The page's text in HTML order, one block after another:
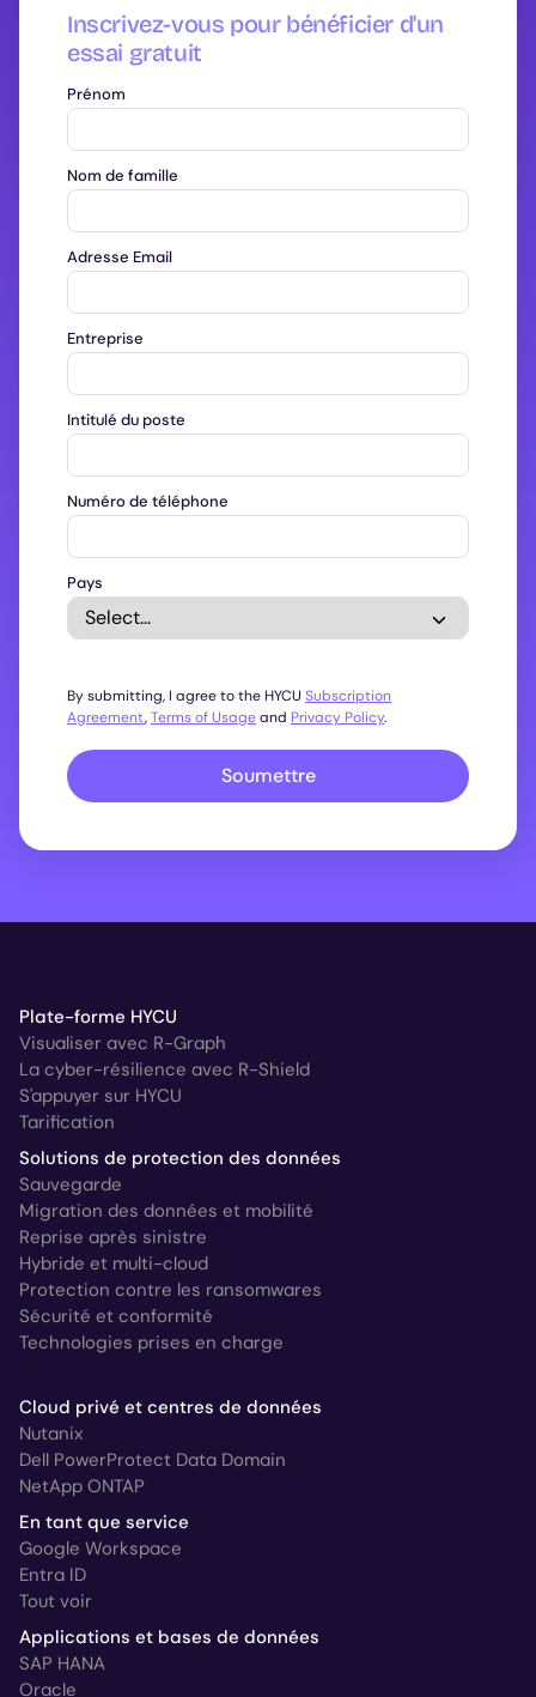
Inscrivez-vous pour bénéficier d'un
essai gratuit
Prénom
Nom de famille
Adresse Email
Entreprise
Intitulé du poste
Numéro de téléphone
Pays
By submitting, I agree to the HYCU Subscription
Agreement,Terms of Usageand Privacy Policy.
Soumettre
Plate-forme HYCU
Visualiser avec R-Graph
La cyber-résilience avec R-Shield
S'appuyer sur HYCU
Tarification
Solutions de protection des données
Sauvegarde
Migration des données et mobilité
Reprise après sinistre
Hybride et multi-cloud
Protection contre les ransomwares
Sécurité et conformité
Technologies prises en charge
Cloud privé et centres de données
Nutanix
Dell PowerProtect Data Domain
NetApp ONTAP
En tant que service
Google Workspace
Entra ID
Tout voir
Applications et bases de données
SAP HANA
Oracle